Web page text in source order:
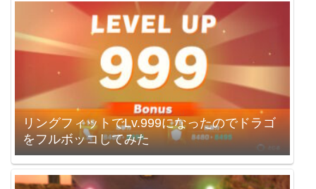
リングフィットでLv.999になったのでドラゴ
をフルボッコしてみた